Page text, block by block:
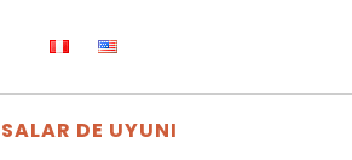
SALAR DE UYUNI